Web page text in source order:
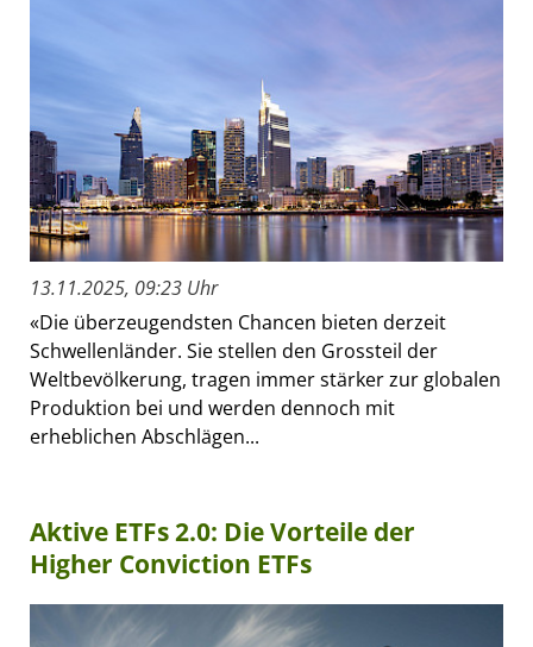
13.11.2025, 09:23 Uhr
«Die überzeugendsten Chancen bieten derzeit
Schwellenländer. Sie stellen den Grossteil der
Weltbevölkerung, tragen immer stärker zur globalen
Produktion bei und werden dennoch mit
erheblichen Abschlägen...
Aktive ETFs 2.0: Die Vorteile der
Higher Conviction ETFs